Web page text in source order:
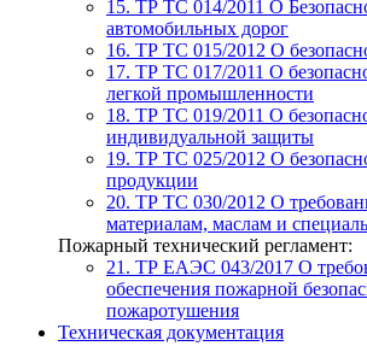
15. ТР ТС 014/2011 О
автомобильных дорог
16. ТР ТС 015/2012 О
17. ТР ТС 017/2011 О
легкой промышленности
18. ТР ТС 019/2011 О
индивидуальной защиты
19. ТР ТС 025/2012 О
продукции
20. ТР ТС 030/2012 О
материалам, маслам и
Пожарный технический регламент:
21. ТР ЕАЭС 043/2017 О
обеспечения пожарной
пожаротушения
Техническая документация